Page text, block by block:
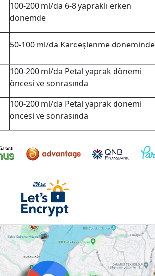
100-200 ml/da 6-8 yapraklı erken
dönemde
50-100 ml/da Kardeşlenme döneminde
100-200 ml/da Petal yaprak dönemi
öncesi ve sonrasında
100-200 ml/da Petal yaprak dönemi
öncesi ve sonrasında